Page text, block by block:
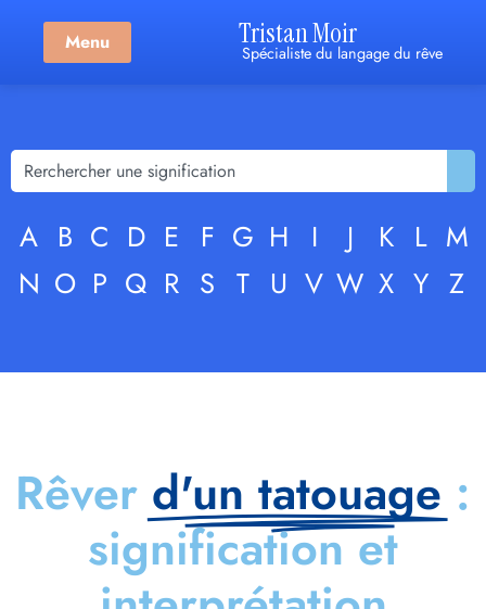
Menu Tristan Moir
Spécialiste du langage du rêve
A B C D E F G H I J K L M
N O P Q R S T U V W X Y Z
Rêver d'un tatouage :
signification et